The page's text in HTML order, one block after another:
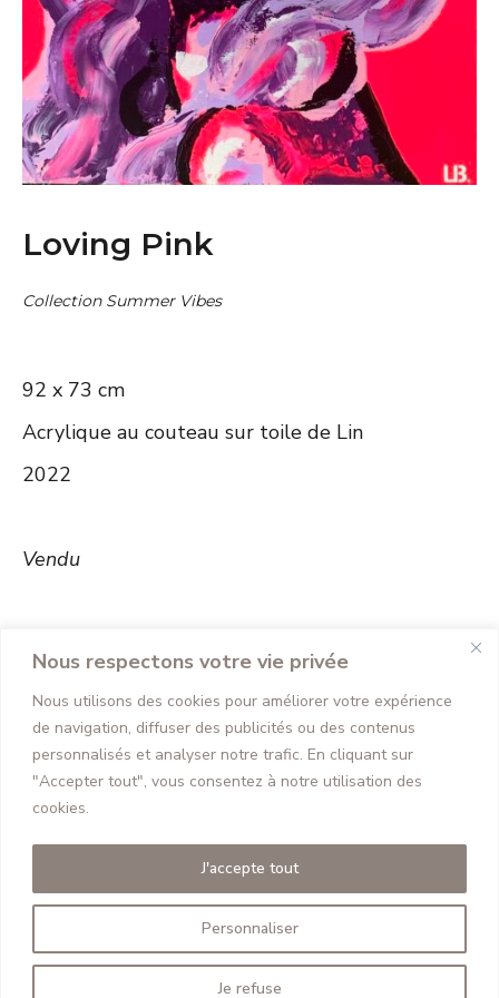
Nous respectons votre vie privée
Nous utilisons des cookies pour améliorer votre expérience
de navigation, diffuser des publicités ou des contenus
personnalisés et analyser notre trafic. En cliquant sur
"Accepter tout", vous consentez à notre utilisation des
cookies.
Personnaliser
Je refuse
J'accepte tout
Loving Pink
Collection Summer Vibes
92 x 73 cm
Acrylique au couteau sur toile de Lin
2022
Vendu
Navigation
de
commentaire
PRÉCÉDENT
Onglet
précédent
Red Devoted
similaires
Agence Design ILÔ Créatif/ Tous droits réservés - LB